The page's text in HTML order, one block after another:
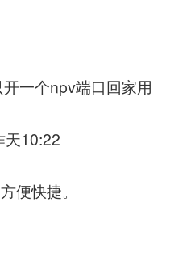
一个npv端口回家用
天10:22
便快捷。